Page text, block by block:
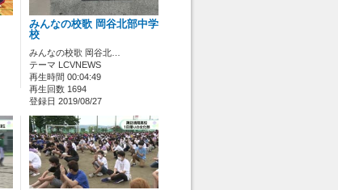
みんなの校歌 岡谷北部中学
校
みんなの校歌 岡谷北…
テーマ LCVNEWS
再生時間 00:04:49
再生回数 1694
登録日 2019/08/27